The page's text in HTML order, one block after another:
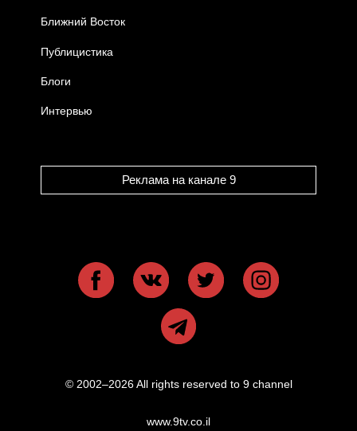
Ближний Восток
Публицистика
Блоги
Интервью
Реклама на канале 9
© 2002–2026 All rights reserved to 9 channel
www.9tv.co.il